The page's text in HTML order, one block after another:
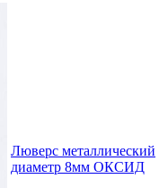
Люверс металлический
диаметр 8мм ОКСИД